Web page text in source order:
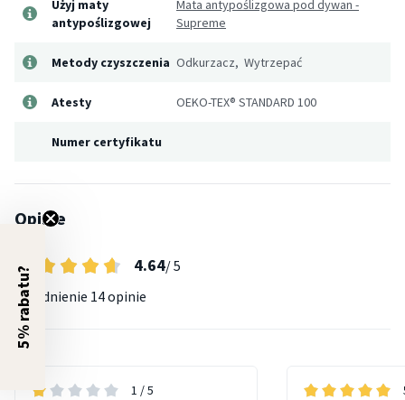
Użyj maty
antypoślizgowej
Mata antypoślizgowa pod dywan -
Supreme
Metody czyszczenia Odkurzacz, Wytrzepać
Atesty OEKO-TEX® STANDARD 100
Numer certyfikatu
Opinie
4.64/ 5
Uśrednienie 14 opinie
1 / 5
5% rabatu?